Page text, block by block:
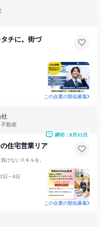
タチに。街づ
この企業の類似募集
社
動産
住宅営業リア
けないスキルを。
2日～4日
締切：8月31日
この企業の類似募集